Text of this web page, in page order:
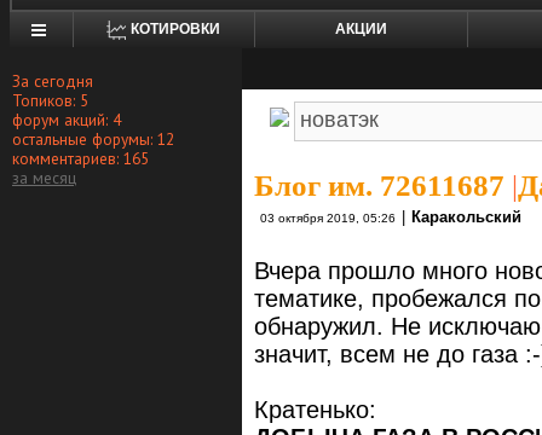
КОТИРОВКИ АКЦИИ
За сегодня
Топиков: 5
форум акций: 4
остальные форумы: 12
комментариев: 165
за месяц
Блог им. 72611687 |
03 октября 2019, 05:26 Каракольский
Вчера прошло много
тематике, пробежался
обнаружил. Не
значит, всем не до газа
Кратенько: